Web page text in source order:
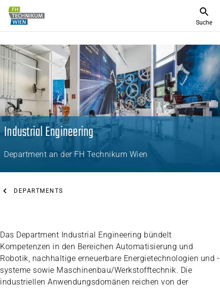
Suche
Industrial Engineering
Department an der FH Technikum Wien
DEPARTMENTS
Das Department Industrial Engineering bündelt
Kompetenzen in den Bereichen Automatisierung und
Robotik, nachhaltige erneuerbare Energietechnologien und -
systeme sowie Maschinenbau/Werkstofftechnik. Die
industriellen Anwendungsdomänen reichen von der